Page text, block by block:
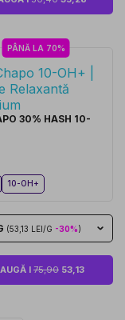
PÂNĂ LA 70%
30% HASH 10-
10-OH+
(53,13 LEI/G -30%)
I 75,90 53,13